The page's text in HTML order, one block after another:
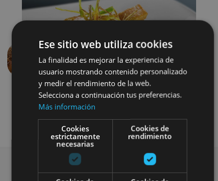
Aurrekoa
Ese sitio web utiliza cookies
La finalidad es mejorar la experiencia de
usuario mostrando contenido personalizado
y medir el rendimiento de la web.
Selecciona a continuación tus preferencias.
Más información
Cookies
estrictamente
necesarias
Cookies de
rendimiento